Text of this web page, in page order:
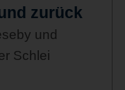
zurück
und
Schlei